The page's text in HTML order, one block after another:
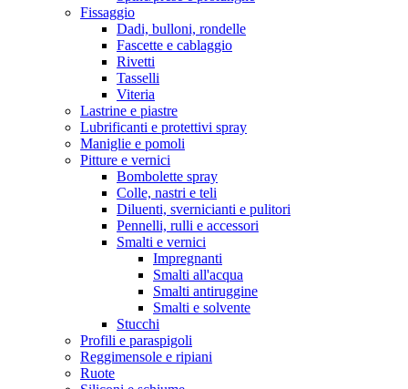
Fissaggio
Dadi, bulloni, rondelle
Fascette e cablaggio
Rivetti
Tasselli
Viteria
Lastrine e piastre
Lubrificanti e protettivi spray
Maniglie e pomoli
Pitture e vernici
Bombolette spray
Colle, nastri e teli
Diluenti, svernicianti e pulitori
Pennelli, rulli e accessori
Smalti e vernici
Impregnanti
Smalti all'acqua
Smalti antiruggine
Smalti e solvente
Stucchi
Profili e paraspigoli
Reggimensole e ripiani
Ruote